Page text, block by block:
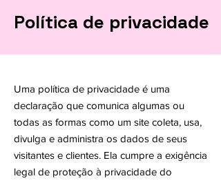
Política de privacidade
Uma política de privacidade é uma
declaração que comunica algumas ou
todas as formas como um site coleta, usa,
divulga e administra os dados de seus
visitantes e clientes. Ela cumpre a exigência
legal de proteção à privacidade do